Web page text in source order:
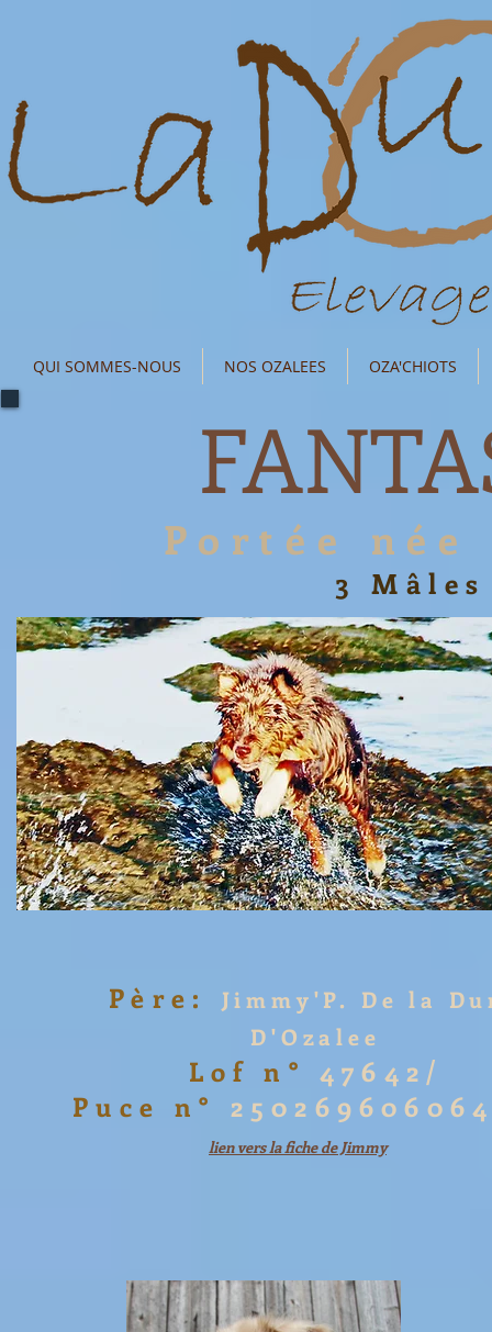
QUI SOMMES-NOUS NOS OZALEES OZA'CHIOTS
Portée
3
Père:
Jimmy'P. De la
D'Ozalee
Lof n°47642/
Puce n°
lien vers la fiche de Jimmy